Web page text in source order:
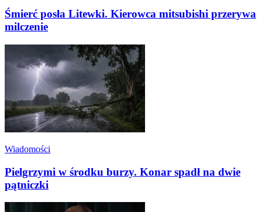
Śmierć posła Litewki. Kierowca mitsubishi przerywa
milczenie
Wiadomości
Pielgrzymi w środku burzy. Konar spadł na dwie
pątniczki